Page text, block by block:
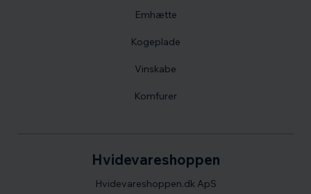
Hvidevareshoppen
Hvidevareshoppen.dk ApS
Emhætte
Kogeplade
Vinskabe
Komfurer